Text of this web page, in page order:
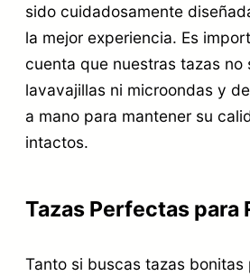
sido cuidadosamente
la mejor experiencia. Es
cuenta que nuestras tazas no
lavavajillas ni microondas y
a mano para mantener su
intactos.
Tazas Perfectas para
Tanto si buscas tazas bonitas